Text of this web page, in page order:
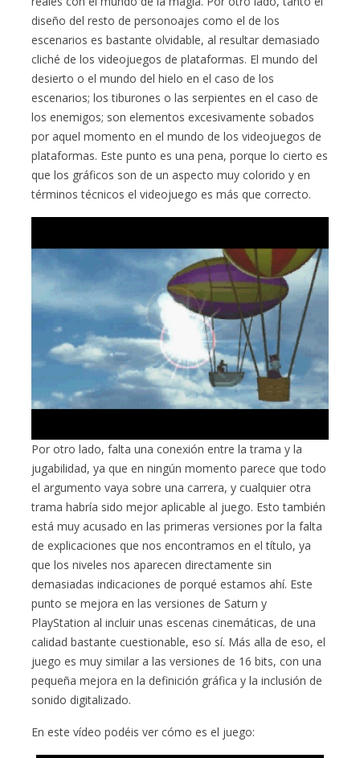
diseño del resto de personoajes como el de los
escenarios es bastante olvidable, al resultar demasiado
cliché de los videojuegos de plataformas. El mundo del
desierto o el mundo del hielo en el caso de los
escenarios; los tiburones o las serpientes en el caso de
los enemigos; son elementos excesivamente sobados
por aquel momento en el mundo de los videojuegos de
plataformas. Este punto es una pena, porque lo cierto es
que los gráficos son de un aspecto muy colorido y en
términos técnicos el videojuego es más que correcto.
Por otro lado, falta una conexión entre la trama y la
jugabilidad, ya que en ningún momento parece que todo
el argumento vaya sobre una carrera, y cualquier otra
trama habría sido mejor aplicable al juego. Esto también
está muy acusado en las primeras versiones por la falta
de explicaciones que nos encontramos en el título, ya
que los niveles nos aparecen directamente sin
demasiadas indicaciones de porqué estamos ahí. Este
punto se mejora en las versiones de Saturn y
PlayStation al incluir unas escenas cinemáticas, de una
calidad bastante cuestionable, eso sí. Más alla de eso, el
juego es muy similar a las versiones de 16 bits, con una
pequeña mejora en la definición gráfica y la inclusión de
sonido digitalizado.
En este vídeo podéis ver cómo es el juego: